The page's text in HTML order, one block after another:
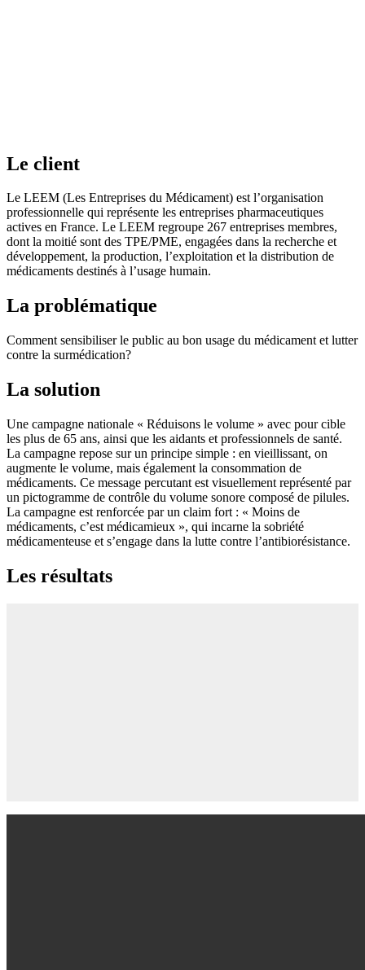
Le client
Le LEEM (Les Entreprises du Médicament) est l’organisation
professionnelle qui représente les entreprises pharmaceutiques
actives en France. Le LEEM regroupe 267 entreprises membres,
dont la moitié sont des TPE/PME, engagées dans la recherche et
développement, la production, l’exploitation et la distribution de
médicaments destinés à l’usage humain.
La problématique
Comment sensibiliser le public au bon usage du médicament et lutter
contre la surmédication?
La solution
Une campagne nationale « Réduisons le volume » avec pour cible
les plus de 65 ans, ainsi que les aidants et professionnels de santé.
La campagne repose sur un principe simple : en vieillissant, on
augmente le volume, mais également la consommation de
médicaments. Ce message percutant est visuellement représenté par
un pictogramme de contrôle du volume sonore composé de pilules.
La campagne est renforcée par un claim fort : « Moins de
médicaments, c’est médicamieux », qui incarne la sobriété
médicamenteuse et s’engage dans la lutte contre l’antibiorésistance.
Les résultats